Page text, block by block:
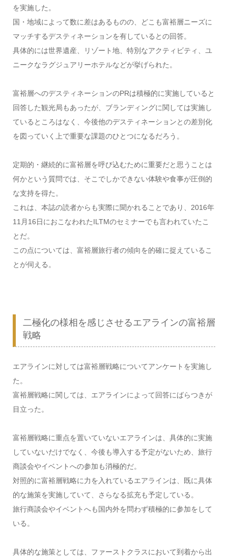
を実施した。
国・地域によって数に差はあるものの、どこも富裕層ニーズに
マッチするデスティネーションを有しているとの回答。
具体的には世界遺産、リゾート地、特別なアクティビティ、ユ
ニークなラグジュアリーホテルなどが挙げられた。
富裕層へのデスティネーションのPRは積極的に実施していると
回答した観光局もあったが、ブランディングに関しては実施し
ているところはなく、今後他のデスティネーションとの差別化
を図っていく上で重要な課題のひとつになるだろう。
定期的・継続的に富裕層を呼び込むために重要だと思うことは
何かという質問では、そこでしかできない体験や食事が圧倒的
な支持を得た。
これは、本誌の読者からも実際に聞かれることであり、2016年
11月16日におこなわれたILTMのセミナーでも言われていたこ
とだ。
この点については、富裕層旅行者の傾向を的確に捉えているこ
とが伺える。
二極化の様相を感じさせるエアラインの富裕層
戦略
エアラインに対しては富裕層戦略についてアンケートを実施し
た。
富裕層戦略に関しては、エアラインによって回答にばらつきが
目立った。
富裕層戦略に重点を置いていないエアラインは、具体的に実施
していないだけでなく、今後も導入する予定がないため、旅行
商談会やイベントへの参加も消極的だ。
対照的に富裕層戦略に力を入れているエアラインは、既に具体
的な施策を実施していて、さらなる拡充も予定している。
旅行商談会やイベントへも国内外を問わず積極的に参加をして
いる。
具体的な施策としては、ファーストクラスにおいて到着から出